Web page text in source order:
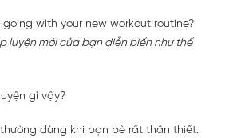
going with your new workout routine?
luyện mới của bạn diễn biến như thế
gì vậy?
dùng khi bạn bè rất thân thiết.